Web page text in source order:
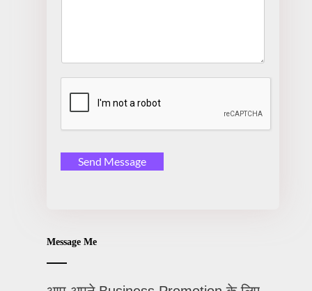
Send Message
Message Me